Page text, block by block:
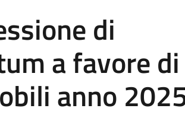
di
a favore di
anno